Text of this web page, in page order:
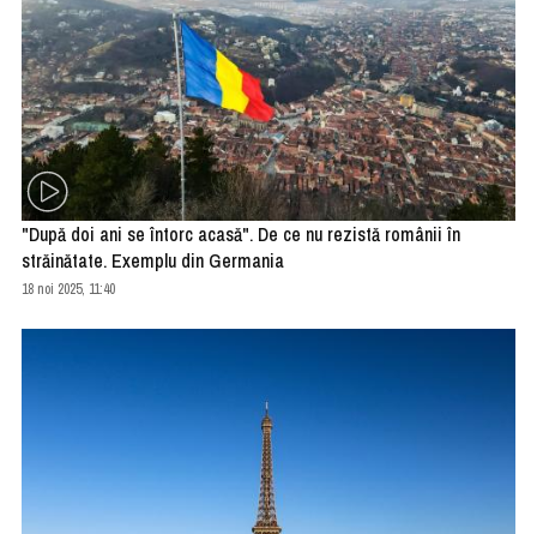
"După doi ani se întorc acasă". De ce nu rezistă românii în
străinătate. Exemplu din Germania
18 noi 2025, 11:40